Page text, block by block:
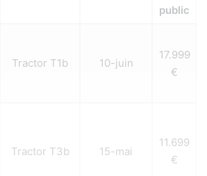
public
Tractor T1b 10-juin
17.999
€
Tractor T3b 15-mai
11.699
€